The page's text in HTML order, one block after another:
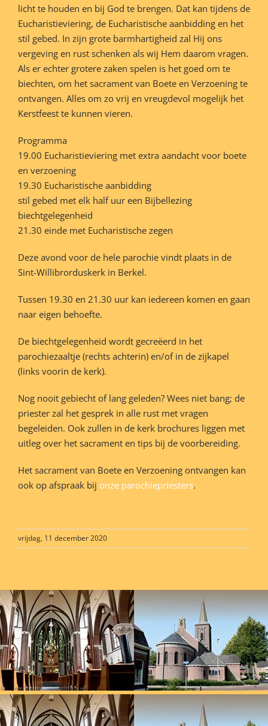
licht te houden en bij God te brengen. Dat kan tijdens de
Eucharistieviering, de Eucharistische aanbidding en het
stil gebed. In zijn grote barmhartigheid zal Hij ons
vergeving en rust schenken als wij Hem daarom vragen.
Als er echter grotere zaken spelen is het goed om te
biechten, om het sacrament van Boete en Verzoening te
ontvangen. Alles om zo vrij en vreugdevol mogelijk het
Kerstfeest te kunnen vieren.
Programma
19.00 Eucharistieviering met extra aandacht voor boete
en verzoening
19.30 Eucharistische aanbidding
stil gebed met elk half uur een Bijbellezing
biechtgelegenheid
21.30 einde met Eucharistische zegen
Deze avond voor de hele parochie vindt plaats in de
Sint-Willibrorduskerk in Berkel.
Tussen 19.30 en 21.30 uur kan iedereen komen en gaan
naar eigen behoefte.
De biechtgelegenheid wordt gecreëerd in het
parochiezaaltje (rechts achterin) en/of in de zijkapel
(links voorin de kerk).
Nog nooit gebiecht of lang geleden? Wees niet bang; de
priester zal het gesprek in alle rust met vragen
begeleiden. Ook zullen in de kerk brochures liggen met
uitleg over het sacrament en tips bij de voorbereiding.
Het sacrament van Boete en Verzoening ontvangen kan
ook op afspraak bij onze parochiepriesters.
vrijdag, 11 december 2020